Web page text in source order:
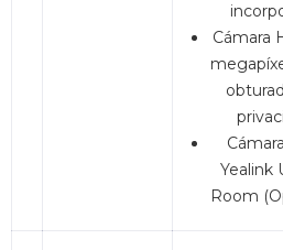
Cámara
Yealink
Room